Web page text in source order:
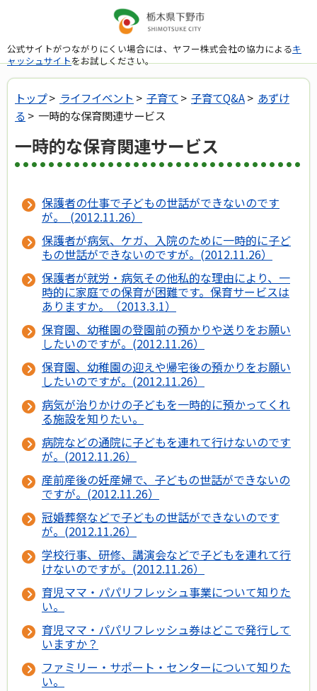
公式サイトがつながりにくい場合には、ヤフー株式会社の協力によるキ
ャッシュサイトをお試しください。
トップ> ライフイベント > 子育て > 子育てQ&A> あずけ
る > 一時的な保育関連サービス
一時的な保育関連サービス
保護者の仕事で子どもの世話ができないのです
が。 (2012.11.26）
保護者が病気、ケガ、入院のために一時的に子ど
もの世話ができないのですが。(2012.11.26）
保護者が就労・病気その他私的な理由により、一
時的に家庭での保育が困難です。保育サービスは
ありますか。（2013.3.1）
保育園、幼稚園の登園前の預かりや送りをお願い
したいのですが。(2012.11.26）
保育園、幼稚園の迎えや帰宅後の預かりをお願い
したいのですが。(2012.11.26）
病気が治りかけの子どもを一時的に預かってくれ
る施設を知りたい。
病院などの通院に子どもを連れて行けないのです
が。(2012.11.26）
産前産後の妊産婦で、子どもの世話ができないの
ですが。(2012.11.26）
冠婚葬祭などで子どもの世話ができないのです
が。(2012.11.26）
学校行事、研修、講演会などで子どもを連れて行
けないのですが。(2012.11.26）
育児ママ・パパリフレッシュ事業について知りた
い。
育児ママ・パパリフレッシュ券はどこで発行して
いますか？
ファミリー・サポート・センターについて知りた
い。